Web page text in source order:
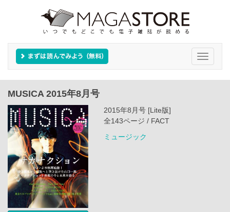
Toggle
MUSICA 2015年8月号
2015年8月号 [Lite版]
全143ページ / FACT
ミュージック